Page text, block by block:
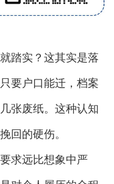
实？这其实是落
要户口能迁，档案
张废纸。这种认知
回的硬伤。
求远比想象中严